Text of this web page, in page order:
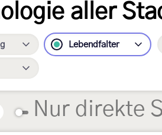
aller
Lebendfalter
Nur direkte